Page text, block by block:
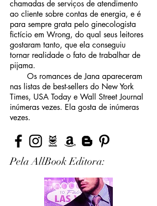
chamadas de serviços de atendimento
ao cliente sobre contas de energia, e é
para sempre grata pelo ginecologista
fictício em Wrong, do qual seus leitores
gostaram tanto, que ela conseguiu
tornar realidade o fato de trabalhar de
pijama.
Os romances de Jana apareceram
nas listas de best-sellers do New York
Times, USA Today e Wall Street Journal
inúmeras vezes. Ela gosta de inúmeras
vezes.
Pela AllBook Editora: